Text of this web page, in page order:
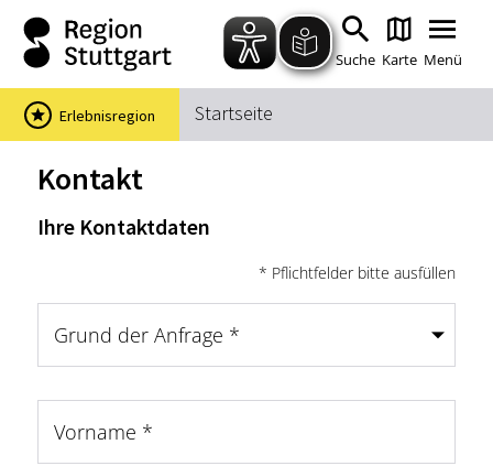
Zum Hauptinhalt springen
Zur Suche springen
Zur Hauptnavigation
Zum Footer springen
Suche Karte Menü
Suchbegriff
Das könnte Sie interessieren
Events & Tickets
Startseite
Erlebnisregion
Kontakt
Ihre Kontaktdaten
* Pflichtfelder bitte ausfüllen
Grund der Anfrage *
Vorname *